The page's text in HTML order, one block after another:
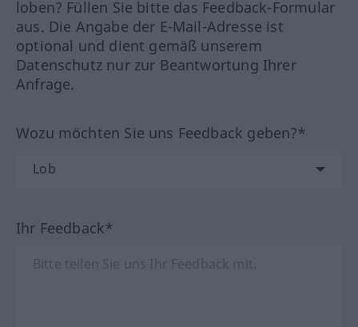
loben? Füllen Sie bitte das Feedback-Formular
aus. Die Angabe der E-Mail-Adresse ist
optional und dient gemäß unserem
Datenschutz nur zur Beantwortung Ihrer
Anfrage.
Wozu möchten Sie uns Feedback geben?*
Ihr Feedback*